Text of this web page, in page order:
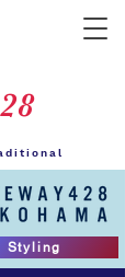
Styling